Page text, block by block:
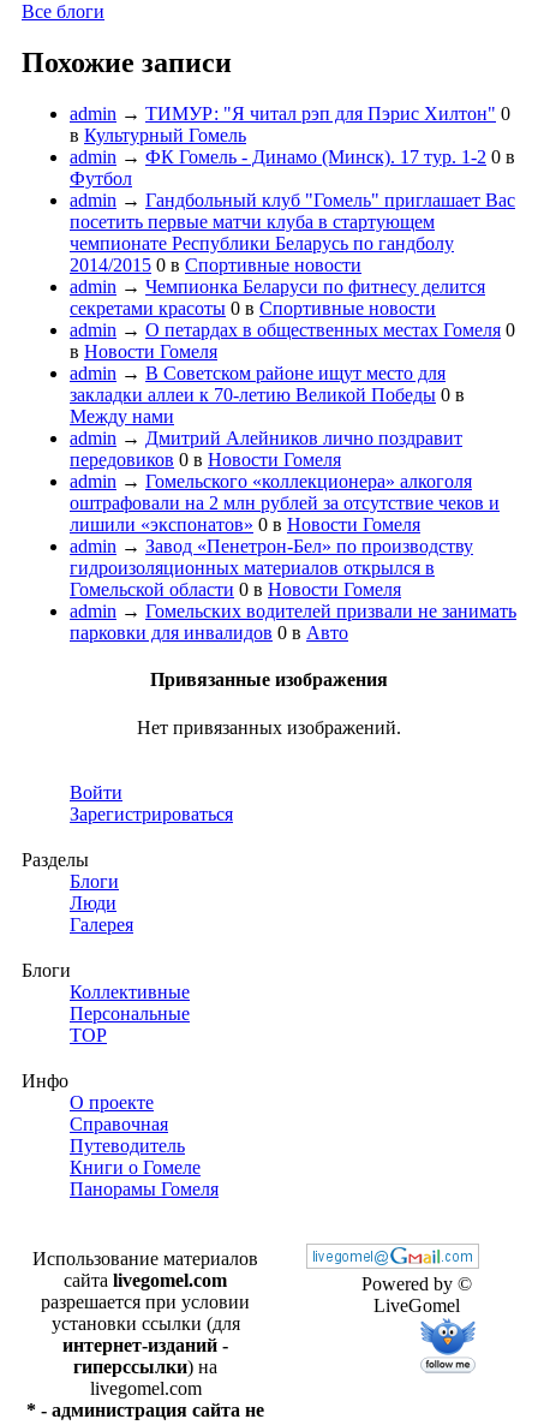
Все блоги
Похожие записи
admin → ТИМУР: "Я читал рэп для Пэрис Хилтон" 0
в Культурный Гомель
admin → ФК Гомель - Динамо (Минск). 17 тур. 1-2 0 в
Футбол
admin → Гандбольный клуб "Гомель" приглашает Вас
посетить первые матчи клуба в стартующем
чемпионате Республики Беларусь по гандболу
2014/2015 0 в Спортивные новости
admin → Чемпионка Беларуси по фитнесу делится
секретами красоты 0 в Спортивные новости
admin → О петардах в общественных местах Гомеля 0
в Новости Гомеля
admin → В Советском районе ищут место для
закладки аллеи к 70-летию Великой Победы 0 в
Между нами
admin → Дмитрий Алейников лично поздравит
передовиков 0 в Новости Гомеля
admin → Гомельского «коллекционера» алкоголя
оштрафовали на 2 млн рублей за отсутствие чеков и
лишили «экспонатов» 0 в Новости Гомеля
admin → Завод «Пенетрон-Бел» по производству
гидро­изоляционных материалов открылся в
Гомельской области 0 в Новости Гомеля
admin → Гомельских водителей призвали не занимать
парковки для инвалидов 0 в Авто
Привязанные изображения
Нет привязанных изображений.
Войти
Зарегистрироваться
Разделы
Блоги
Люди
Галерея
Блоги
Коллективные
Персональные
TOP
Инфо
О проекте
Справочная
Путеводитель
Книги о Гомеле
Панорамы Гомеля
Powered by ©
LiveGomel
Использование материалов
сайта livegomel.com
разрешается при условии
установки ссылки (для
интернет-изданий -
гиперссылки) на
livegomel.com
* - администрация сайта не